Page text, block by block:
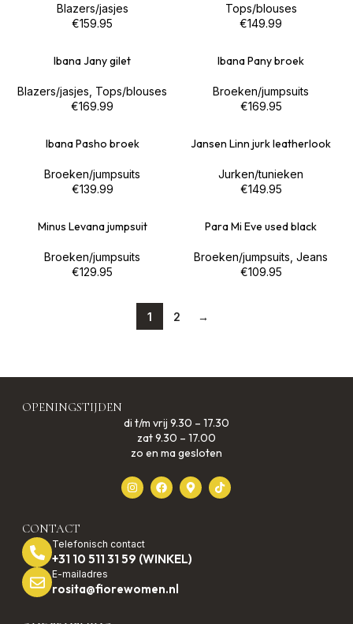
Blazers/jasjes
€159.95
Tops/blouses
€149.99
Ibana Jany gilet
Blazers/jasjes Tops/blouses
€169.99
Ibana Pany broek
Broeken/jumpsuits
€169.95
Ibana Pasho broek
Broeken/jumpsuits
€139.99
Jansen Linn jurk leatherlook
Jurken/tunieken
€149.95
Minus Levana jumpsuit
Broeken/jumpsuits
€129.95
Para Mi Eve used black
Broeken/jumpsuits Jeans
€109.95
1 2 →
OPENINGSTIJDEN
di t/m vrij 9.30 – 17.30
zat 9.30 – 17.00
zo en ma gesloten
CONTACT
Telefonisch contact
+31 10 511 31 59 (WINKEL)
E-mailadres
rosita@fiorewomen.nl